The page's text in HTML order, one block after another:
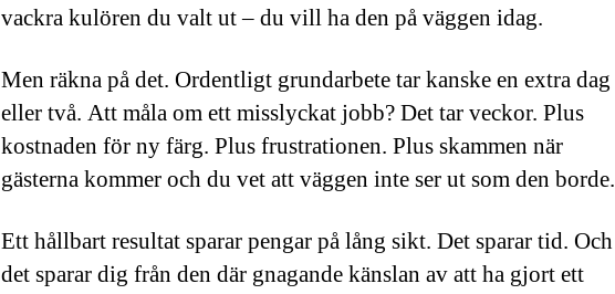
vackra kulören du valt ut – du vill ha den på väggen idag.
Men räkna på det. Ordentligt grundarbete tar kanske en extra dag
eller två. Att måla om ett misslyckat jobb? Det tar veckor. Plus
kostnaden för ny färg. Plus frustrationen. Plus skammen när
gästerna kommer och du vet att väggen inte ser ut som den borde.
Ett hållbart resultat sparar pengar på lång sikt. Det sparar tid. Och
det sparar dig från den där gnagande känslan av att ha gjort ett